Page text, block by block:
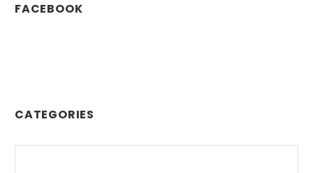
FACEBOOK
CATEGORIES